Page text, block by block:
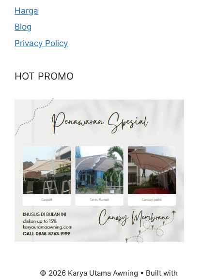
Harga
Blog
Privacy Policy
HOT PROMO
© 2026 Karya Utama Awning • Built with